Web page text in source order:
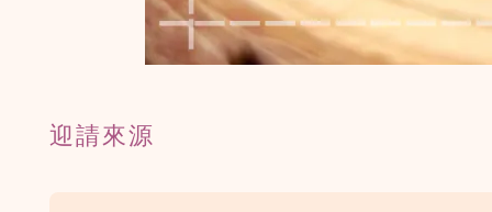
迎請來源